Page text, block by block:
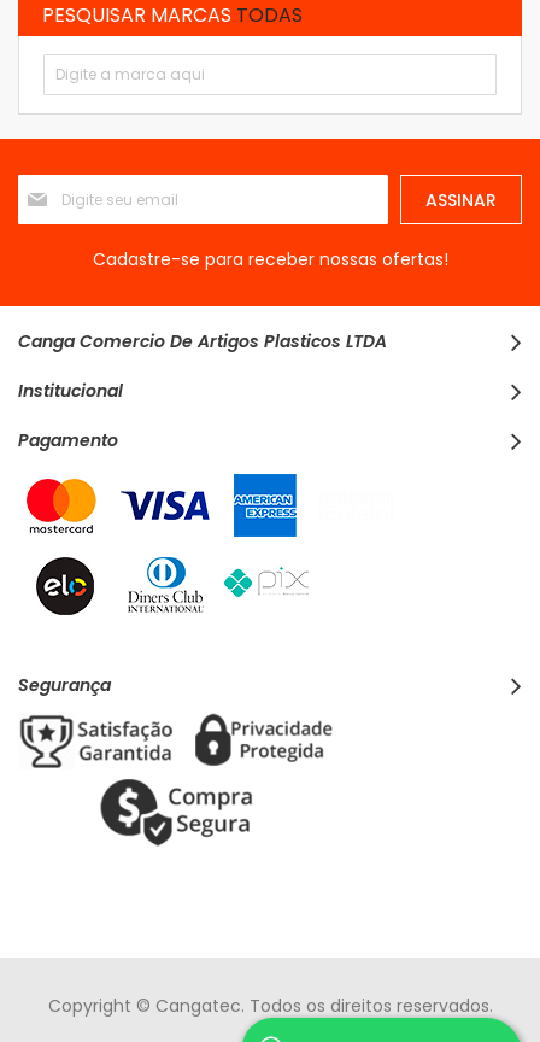
PESQUISAR MARCAS TODAS
Inscreva-
se
na
Newsletter:
ASSINAR
Cadastre-se para receber nossas ofertas!
Canga Comercio De Artigos Plasticos LTDA
Institucional
Pagamento
Segurança
Copyright © Cangatec. Todos os direitos reservados.